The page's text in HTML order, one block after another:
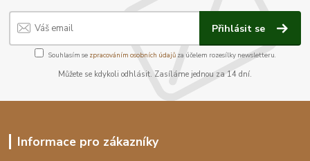
Přihlásit se
Souhlasím se zpracováním osobních údajůza účelem rozesílky newsletteru.
Můžete se kdykoli odhlásit. Zasíláme jednou za 14 dní.
Informace pro zákazníky